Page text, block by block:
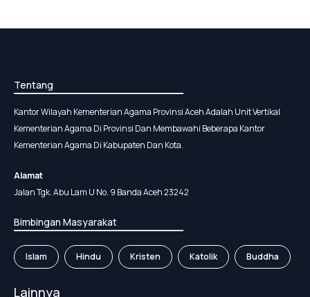
Tentang
Kantor Wilayah Kementerian Agama Provinsi Aceh Adalah Unit Vertikal
Kementerian Agama Di Provinsi Dan Membawahi Beberapa Kantor
Kementerian Agama Di Kabupaten Dan Kota.
Alamat
Jalan Tgk. Abu Lam U No. 9 Banda Aceh 23242
Bimbingan Masyarakat
Islam Hindu Kristen Katolik Buddha
Lainnya